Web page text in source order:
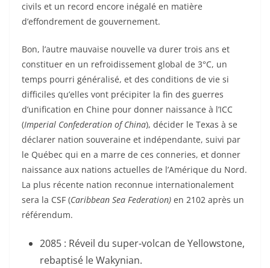
civils et un record encore inégalé en matière
d’effondrement de gouvernement.
Bon, l’autre mauvaise nouvelle va durer trois ans et
constituer en un refroidissement global de 3°C, un
temps pourri généralisé, et des conditions de vie si
difficiles qu’elles vont précipiter la fin des guerres
d’unification en Chine pour donner naissance à l’ICC
(Imperial Confederation of China), décider le Texas à se
déclarer nation souveraine et indépendante, suivi par
le Québec qui en a marre de ces conneries, et donner
naissance aux nations actuelles de l’Amérique du Nord.
La plus récente nation reconnue internationalement
sera la CSF (Caribbean Sea Federation) en 2102 après un
référendum.
2085 : Réveil du super-volcan de Yellowstone,
rebaptisé le Wakynian.